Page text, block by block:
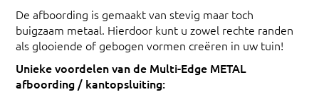
De afboording is gemaakt van stevig maar toch
buigzaam metaal. Hierdoor kunt u zowel rechte randen
als glooiende of gebogen vormen creëren in uw tuin!
Unieke voordelen van de Multi-Edge METAL
afboording / kantopsluiting: